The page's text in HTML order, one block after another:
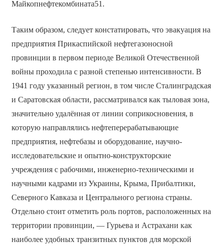
Майкопнефтекомбината51.
Таким образом, следует констатировать, что эвакуация на
предприятия Прикаспийской нефтегазоносной
провинции в первом периоде Великой Отечественной
войны проходила с разной степенью интенсивности. В
1941 году указанный регион, в том числе Сталинградская
и Саратовская области, рассматривался как тыловая зона,
значительно удалённая от линии соприкосновения, в
которую направлялись нефтеперерабатывающие
предприятия, нефтебазы и оборудование, научно-
исследовательские и опытно-конструкторские
учреждения с рабочими, инженерно-техническими и
научными кадрами из Украины, Крыма, Прибалтики,
Северного Кавказа и Центрального региона страны.
Отдельно стоит отметить роль портов, расположенных на
территории провинции, — Гурьева и Астрахани как
наиболее удобных транзитных пунктов для морской